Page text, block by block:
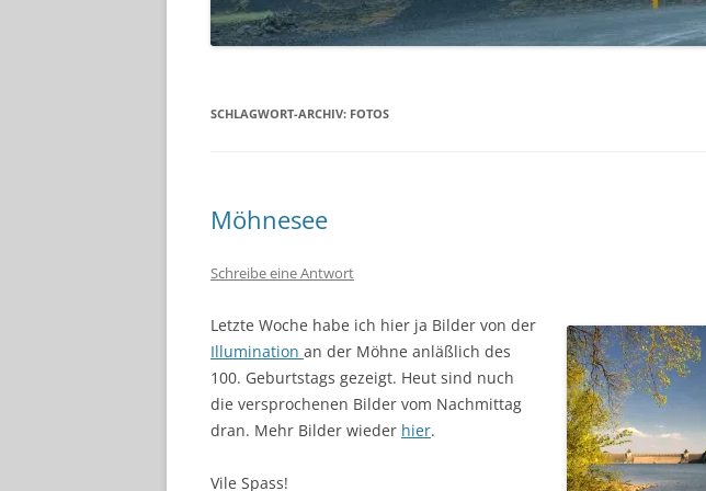
SCHLAGWORT-ARCHIV: FOTOS
Möhnesee
Schreibe eine Antwort
Letzte Woche habe ich hier ja Bilder von der
Illumination an der Möhne anläßlich des
100. Geburtstags gezeigt. Heut sind nuch
die versprochenen Bilder vom Nachmittag
dran. Mehr Bilder wieder hier.
Vile Spass!